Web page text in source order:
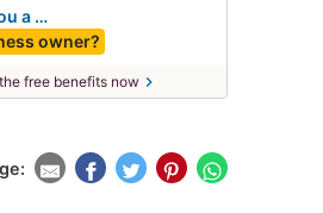
a …
owner?
free benefits now chevron_right